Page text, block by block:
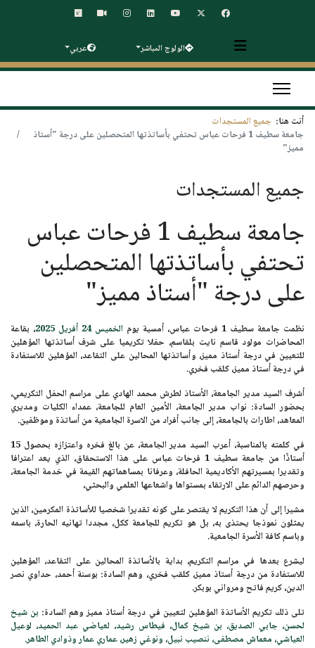
الولوج المباشر عربي
أنت هنا: جميع المستجدات
جامعة سطيف 1 فرحات عباس تحتفي بأساتذتها المتحصلين على درجة "أستاذ
مميز"
جميع المستجدات
جامعة سطيف 1 فرحات عباس
تحتفي بأساتذتها المتحصلين
على درجة "أستاذ مميز"
نظمت جامعة سطيف 1 فرحات عباس، أمسية يوم الخميس 24 أفريل 2025 ، بقاعة
المحاضرات مولود قاسم نايت بلقاسم، حفلا تكريميا على شرف أساتذتها المؤهلين
للتعيين في درجة أستاذ مميز، وأساتذتها المحالين على التقاعد، المؤهلين للاستفادة
في درجة أستاذ مميز، كلقب فخري.
أشرف السيد مدير الجامعة، الأستاذ لطرش محمد الهادي على مراسم الحفل التكريمي،
بحضور السادة: نواب مدير الجامعة، الأمين العام للجامعة، عمداء الكليات ومديري
المعاهد، اطارات بالجامعة، إلى جانب أفراد من الاسرة الجامعية من أساتذة وموظفين.
في كلمته بالمناسبة، أعرب السيد مدير الجامعة، عن بالغ فخره واعتزازه بحصول 15
أستاذًامن جامعة سطيف 1 فرحات عباس
على هذا الاستحقاق، الذي يعد اعترافا
وتقديرا بمسيرتهم الأكاديمية الحافلة، وعرفانا بمساهماتهم القيمة في خدمة الجامعة،
وحرصهم الدائم على الارتقاء بمستواها واشعاعها العلمي والبحثي،
مشيرا إلى أن هذا التكريم لا يقتصر على كونه تقديرا شخصيا للأساتذة المكرمين، الذين
يمثلون نموذجا يحتذى به، بل هو تكريم للجامعة ككل، مجددا تهانيه الحارة، باسمه
وباسم كافة الأسرة الجامعية.
ليشرع بعدها في مراسم التكريم، بداية بالأساتذة المحالين على التقاعد، المؤهلين
للاستفادة من درجة أستاذ مميز، كلقب فخري، وهم السادة: بوسنة أحمد، حداوي نصر
الدين، كريم فاتح ومرواني بوبكر.
تلى ذلك تكريم الأساتذة المؤهلين لتعيين في درجة أستاذ مميز وهم السادة: بن شيخ
لحسن، جابي الصديق، بن شيخ كمال، فيطاس رشيد، لعياضي عبد الحميد، لوعيل
العياشي، معماش مصطفى، ننصيب نبيل، ونوغي زهير، عماري عمار وذوادي الطاهر.